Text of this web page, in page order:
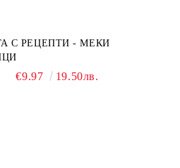
С РЕЦЕПТИ - МЕКИ
€9.97 19.50лв.